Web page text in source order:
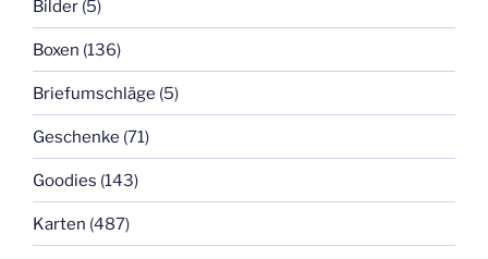
Bilder (5)
Boxen (136)
Briefumschläge (5)
Geschenke (71)
Goodies (143)
Karten (487)